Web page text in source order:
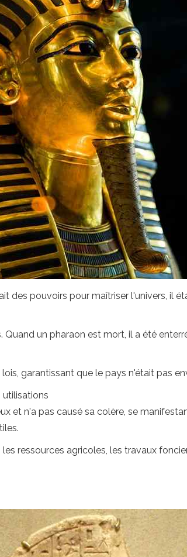
des pouvoirs pour maîtriser l'univers, il
un pharaon est mort, il a été
garantissant que le pays n'était pas
utilisations
et n'a pas causé sa colère, se
ressources agricoles, les travaux